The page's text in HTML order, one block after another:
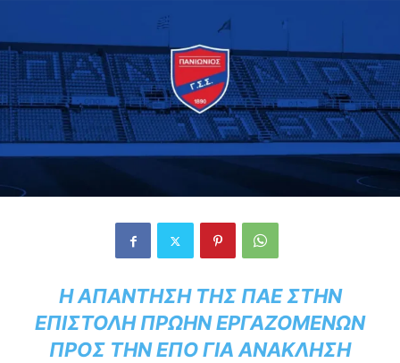
Η ΑΠΆΝΤΗΣΗ ΤΗΣ ΠΑΕ ΣΤΗΝ
ΕΠΙΣΤΟΛΉ ΠΡΏΗΝ ΕΡΓΑΖΟΜΈΝΩΝ
ΠΡΟΣ ΤΗΝ ΕΠΟ ΓΙΑ ΑΝΆΚΛΗΣΗ